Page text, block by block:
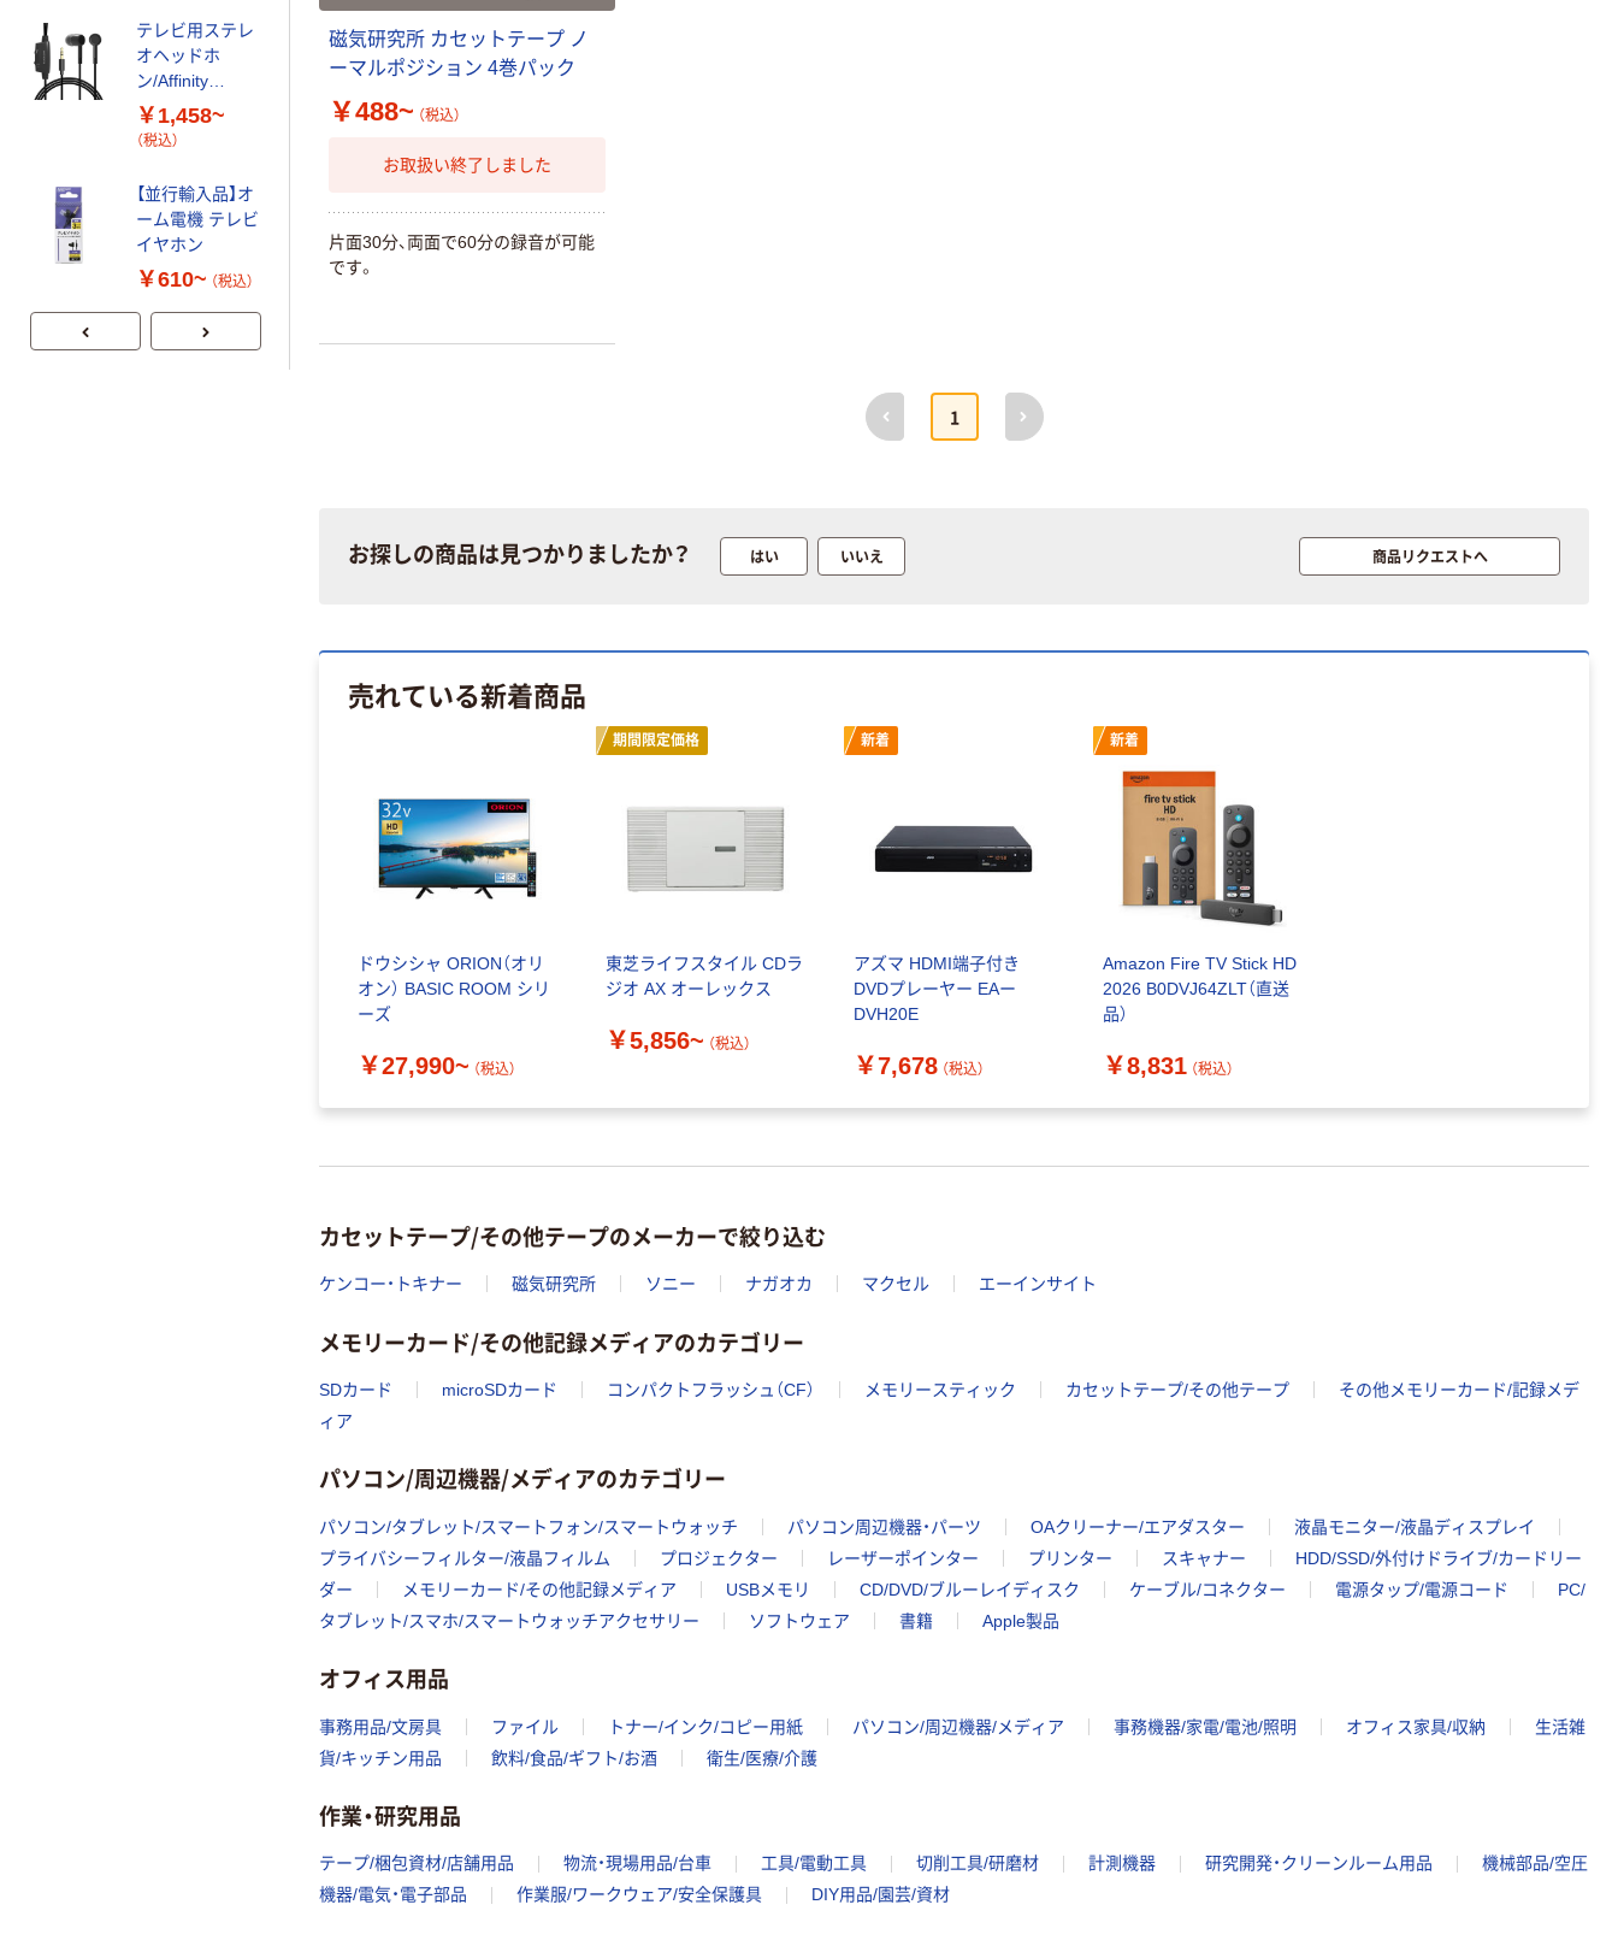
磁気研究所 カセットテープ ノ
ーマルポジション 4巻パック
￥488~ （税込）
お取扱い終了しました
片面30分、両面で60分の録音が可能
です。
前へ
1
次へ
お探しの商品は見つかりましたか？ はい いいえ 商品リクエストへ
売れている新着商品
ドウシシャ ORION（オリ
オン） BASIC ROOM シリ
ーズ
￥27,990~ （税込）
期間限定価格
東芝ライフスタイル CDラ
ジオ AX オーレックス
￥5,856~ （税込）
新着
アズマ HDMI端子付き
DVDプレーヤー EAー
DVH20E
￥7,678 （税込）
新着
Amazon Fire TV Stick HD
2026 B0DVJ64ZLT（直送
品）
￥8,831 （税込）
カセットテープ/その他テープのメーカーで絞り込む
ケンコー・トキナー 磁気研究所 ソニー ナガオカ マクセル エーインサイト
メモリーカード/その他記録メディアのカテゴリー
SDカード microSDカード コンパクトフラッシュ（CF） メモリースティック カセットテープ/その他テープ
その他メモリーカード/記録メデ
ィア
パソコン/周辺機器/メディアのカテゴリー
パソコン/タブレット/スマートフォン/スマートウォッチ パソコン周辺機器・パーツ OAクリーナー/エアダスター
液晶モニター/液晶ディスプレイ
プライバシーフィルター/液晶フィルム
プロジェクター レーザーポインター プリンター スキャナー
HDD/SSD/外付けドライブ/カードリー
ダー
メモリーカード/その他記録メディア USBメモリ CD/DVD/ブルーレイディスク ケーブル/コネクター 電源タップ/電源コード
PC/
タブレット/スマホ/スマートウォッチアクセサリー
ソフトウェア 書籍 Apple製品
オフィス用品
事務用品/文房具 ファイル トナー/インク/コピー用紙 パソコン/周辺機器/メディア 事務機器/家電/電池/照明 オフィス家具/収納
生活雑
貨/キッチン用品
飲料/食品/ギフト/お酒 衛生/医療/介護
作業・研究用品
テープ/梱包資材/店舗用品 物流・現場用品/台車 工具/電動工具 切削工具/研磨材 計測機器 研究開発・クリーンルーム用品
機械部品/空圧
機器/電気・電子部品
作業服/ワークウェア/安全保護具 DIY用品/園芸/資材
テレビ用ステレ
オヘッドホ
ン/Affinity
sound/高耐久ケ
ーブル/3.0m/ブ
￥1,458~
（税込）
【並行輸入品】オ
ーム電機 テレビ
イヤホン
￥610~ （税込）
パナソニック ス
テレオインサイ
ドホン 密閉型 3
ース
アーテック 不織
52456 1個
￥1,033 （税込）